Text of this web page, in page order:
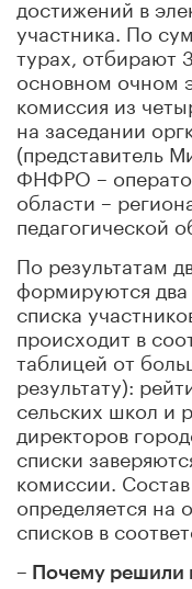
достижений в
участника. По
турах, отбирают
основном очном
комиссия из
на заседании
(представитель
ФНФРО –
области –
педагогической
По результатам
формируются
списка
происходит в
таблицей от
результату):
сельских школ и
директоров
списки
комиссии.
определяется на
списков в
– Почему решили